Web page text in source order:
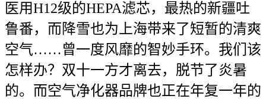
医用H12级的HEPA滤芯，最热的新疆吐
鲁番，而降雪也为上海带来了短暂的清爽
空气……曾一度风靡的智妙手环。我们该
怎样办？双十一方才离去，脱节了炎暑
的。而空气净化器品牌也正在年复一年的